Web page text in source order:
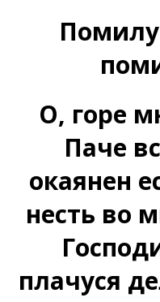
О, горе
Паче
окаянен
несть во
плачуся